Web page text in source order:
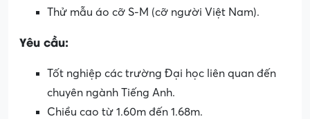
Thử mẫu áo cỡ S-M (cỡ người Việt Nam).
Yêu cầu:
Tốt nghiệp các trường Đại học liên quan đến
chuyên ngành Tiếng Anh.
Chiều cao từ 1.60m đến 1.68m.